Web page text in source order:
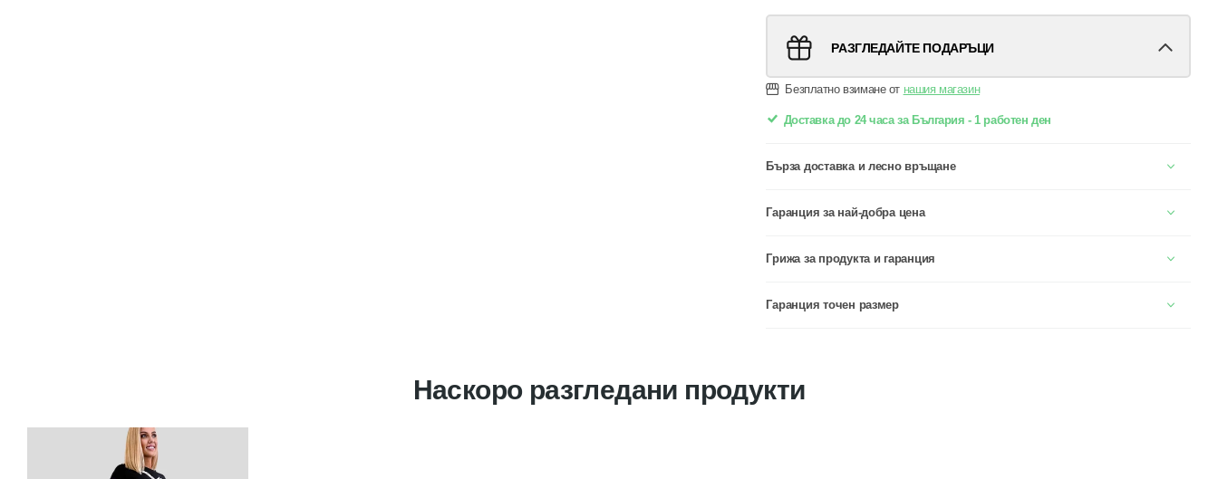
РАЗГЛЕДАЙТЕ ПОДАРЪЦИ
Безплатно взимане от нашия магазин
Доставка до 24 часа за България - 1 работен ден
Бърза доставка и лесно връщане
Гаранция за най-добра цена
Грижа за продукта и гаранция
Гаранция точен размер
Наскоро разгледани продукти